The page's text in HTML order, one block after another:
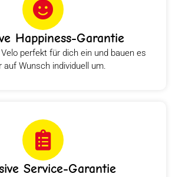
Happiness-Garantie
perfekt für dich ein und bauen es
auf Wunsch individuell um.
Service-Garantie